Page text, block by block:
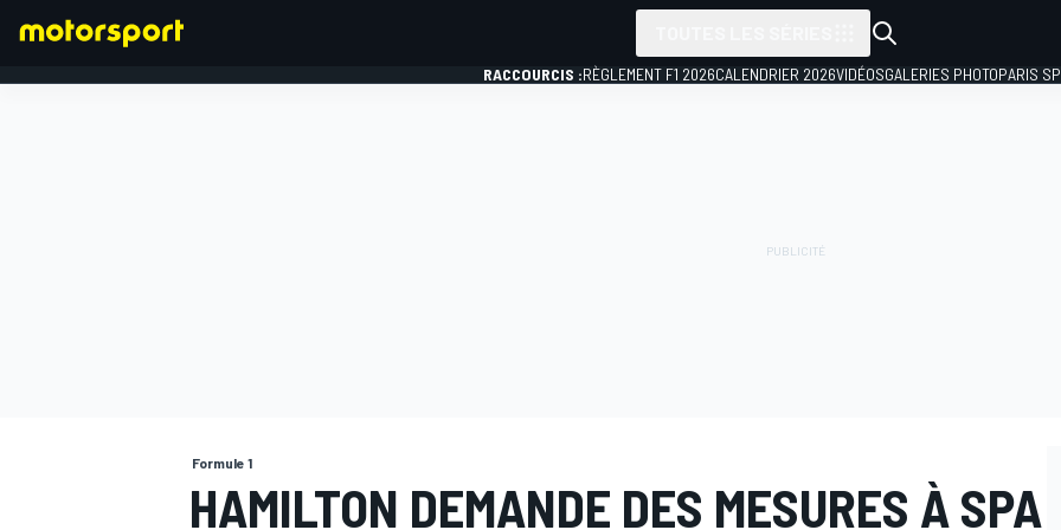
RACCOURCIS :RÈGLEMENT F1 2026CALENDRIER 2026VIDÉOSGALERIES PHOTOPARIS
Formule 1
HAMILTON DEMANDE DES MESURES À SPA